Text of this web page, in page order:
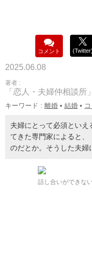
コメント (Twitter)
2025.06.08
著者 :
「恋人・夫婦仲相談所
キーワード : 離婚 • 結婚 •
夫婦にとって必須とい
てきた専門家によると
のだとか。そうした夫婦
話し合いができな